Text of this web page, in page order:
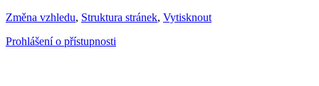
Změna vzhledu, Struktura stránek, Vytisknout
Prohlášení o přístupnosti